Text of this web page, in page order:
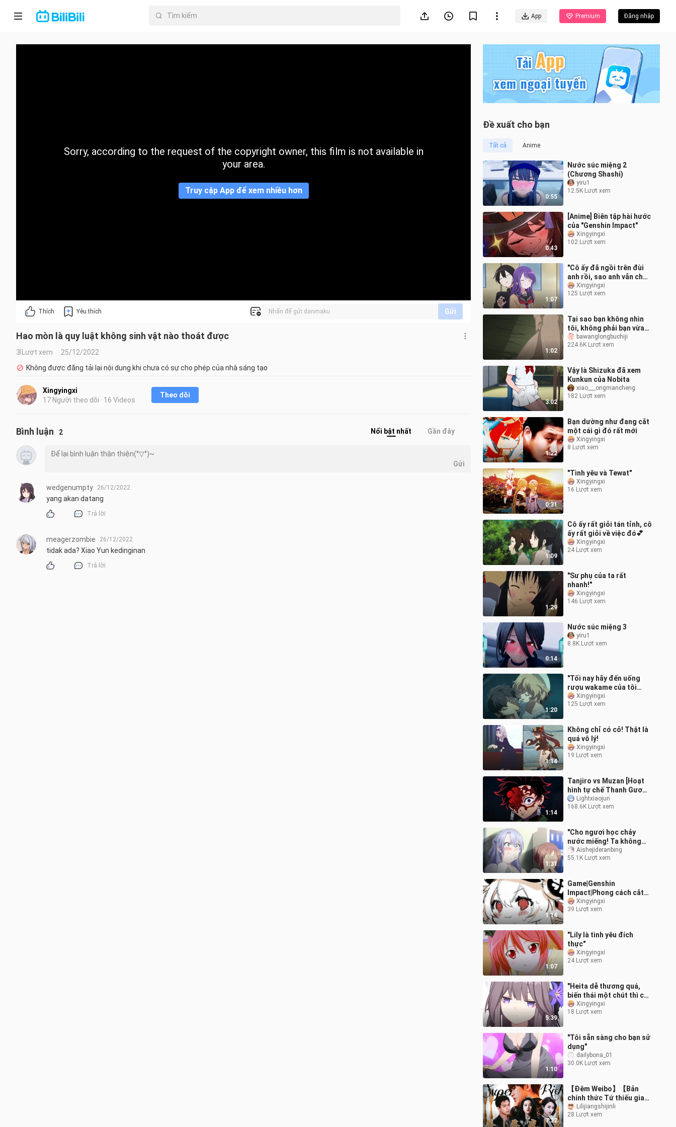
App Premium Đăng nhập
Trang chủ
Sorry, according to the request of the copyright owner, this film is not available in
your area.
Truy cập App để xem nhiều hơn
Thích Yêu thích Gửi
Hao mòn là quy luật không sinh vật nào thoát được
3 Lượt xem
25/12/2022
Không được đăng tải lại nội dung khi chưa có sự cho phép của nhà sáng tạo
Xingyingxi
17 Người theo dõi · 16 Videos
Theo dõi
Đề xuất cho bạn
Tất cả Anime
0:55
Nước súc miệng 2
(Chương Shashi)
yiru1
12.5K Lượt xem
0:43
[Anime] Biên tập hài hước
của "Genshin Impact"
Xingyingxi
102 Lượt xem
1:07
"Cô ấy đã ngồi trên đùi
anh rồi, sao anh vẫn chưa
thỏa mãn~"
Xingyingxi
125 Lượt xem
1:02
Tại sao bạn không nhìn
tôi, không phải bạn vừa
nhìn vào mông tôi trước
đó sao ~~~~ 【Chim hót
bawanglongbuchiji
224.6K Lượt xem
3:02
Vậy là Shizuka đã xem
Kunkun của Nobita
xiao___ongmancheng
182 Lượt xem
1:22
Bạn dường như đang cắt
một cái gì đó rất mới
Xingyingxi
8 Lượt xem
0:31
"Tình yêu và Tewat"
Xingyingxi
16 Lượt xem
1:09
Cô ấy rất giỏi tán tỉnh, cô
ấy rất giỏi về việc đó💕
Xingyingxi
24 Lượt xem
1:29
"Sư phụ của ta rất
nhanh!"
Xingyingxi
146 Lượt xem
0:14
Nước súc miệng 3
yiru1
8.8K Lượt xem
1:20
"Tối nay hãy đến uống
rượu wakame của tôi
nhé~"Xingyingxi
125 Lượt xem
1:14
Không chỉ có cỏ! Thật là
quá vô lý!
Xingyingxi
19 Lượt xem
1:14
Tanjiro vs Muzan [Hoạt
hình tự chế Thanh Gươm
Diệt Quỷ]
Lightxiaojun
168.6K Lượt xem
1:31
"Cho ngươi học chảy
nước miếng! Ta không
cho ngươi bắt đầu 💕..."
Aishejideranbing
55.1K Lượt xem
1:14
Game|Genshin
Impact|Phong cách cắt
ghép độc nhất vô nhị
Xingyingxi
39 Lượt xem
1:07
"Lily là tình yêu đích
thực"
Xingyingxi
24 Lượt xem
5:39
"Heita dễ thương quá,
biến thái một chút thì có
gì sai chứ?"
Xingyingxi
18 Lượt xem
1:10
"Tôi sẵn sàng cho bạn sử
dụng"
dailybona_01
30.0K Lượt xem
7:32
【Đêm Weibo】【Bản
chính thức Tứ thiếu gia
hào môn】【SRich—Bữa
tiệc thịnh soạn】Đen
Lilijiangshijinli
28 Lượt xem
Bình luận 2 Nổi bật nhất Gần đây
Gửi
wedgenumpty 26/12/2022
yang akan datang
Trả lời
meagerzombie 26/12/2022
tidak ada? Xiao Yun kedinginan
Trả lời